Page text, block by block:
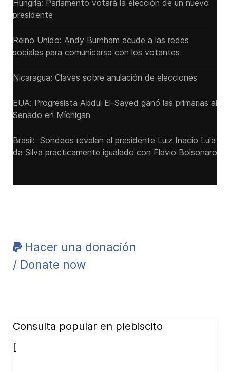
Hungría: Parlamento votará la elección de un nuevo
presidente
Reino Unido: Andy ‌Burnham acude a las redes
sociales para comunicarse con los votantes
Nicaragua: Claves sobre anulación de elecciones
EUA: Progresista Abdul El-Sayed ganó las primarias al
Senado ‌en Míchigan
Brasil: Sondeos revelan al presidente Luiz Inacio Lula
da Silva prácticamente igualado con Flavio Bolsonaro
Hacer una donación
/ Donate now
Consulta popular en plebiscito
[